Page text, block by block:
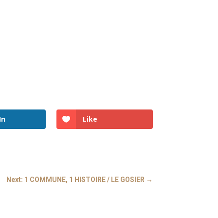
Like
Next: 1 COMMUNE, 1 HISTOIRE / LE GOSIER →